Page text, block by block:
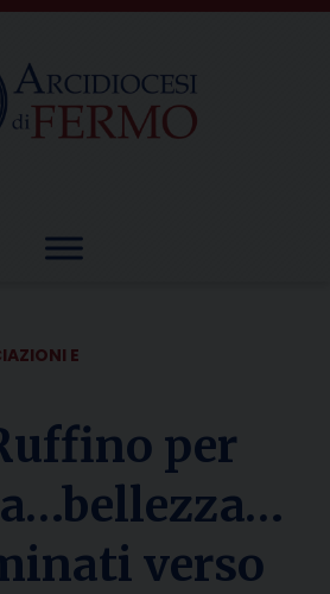
E
per
verso